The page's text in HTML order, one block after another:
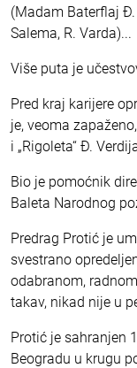
(Madam Baterflaj
Salema, R. Varda)...
Više puta je
Pred kraj karijere
je, veoma
i „Rigoleta“ Đ.
Bio je pomoćnik
Baleta Narodnog
Predrag Protić je
svestrano
odabranom,
takav, nikad nije u
Protić je sahranjen
Beogradu u krugu